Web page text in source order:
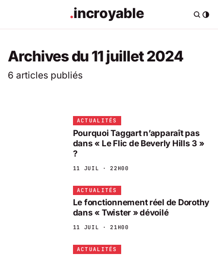
Archives du 11 juillet 2024
6 articles publiés
ACTUALITÉS
Pourquoi Taggart n’apparaît pas
dans « Le Flic de Beverly Hills 3 »
?
11 JUIL · 22H00
ACTUALITÉS
Le fonctionnement réel de Dorothy
dans « Twister » dévoilé
11 JUIL · 21H00
ACTUALITÉS